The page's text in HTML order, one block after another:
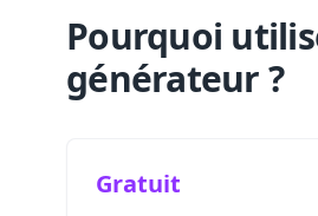
Pourquoi
générateur ?
Gratuit